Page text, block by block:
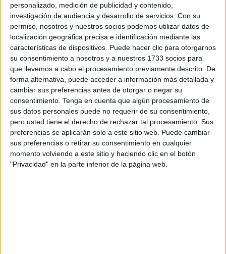
personalizado, medición de publicidad y contenido,
investigación de audiencia y desarrollo de servicios. Con su
permiso, nosotros y nuestros socios podemos utilizar datos de
localización geográfica precisa e identificación mediante las
características de dispositivos. Puede hacer clic para otorgarnos
su consentimiento a nosotros y a nuestros 1733 socios para
que llevemos a cabo el procesamiento previamente descrito. De
forma alternativa, puede acceder a información más detallada y
cambiar sus preferencias antes de otorgar o negar su
consentimiento. Tenga en cuenta que algún procesamiento de
sus datos personales puede no requerir de su consentimiento,
pero usted tiene el derecho de rechazar tal procesamiento. Sus
preferencias se aplicarán solo a este sitio web. Puede cambiar
sus preferencias o retirar su consentimiento en cualquier
momento volviendo a este sitio y haciendo clic en el botón
"Privacidad" en la parte inferior de la página web.
edición pero en esta de 2022 ha decidido correr con su
joven hijo.
Momentos antes de afrontar una nueva etapa del duro
maratón, Muhammad Dris, el joven ceutí que participa en
el evento en compañía de su padre Ismael, ha recibido una
gran sorpresa por su cumpleaños de parte de la
organización y de los participantes. El joven ha cumplido
16 años disfrutando de una aventura que jamás olvidará
con su padre y se le ha dado una sorpresa que ha
quedado recogida en un vídeo dado a conocer por la
organización.